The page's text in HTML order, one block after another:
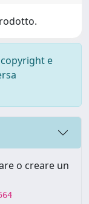
e
o creare un